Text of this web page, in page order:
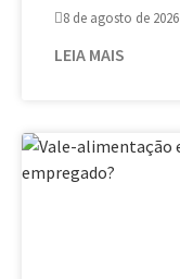
8 de agosto de 2026
LEIA MAIS